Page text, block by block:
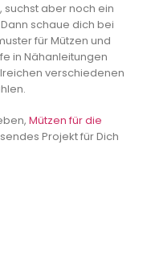
suchst aber noch ein
schaue dich bei
für Mützen und
in Nähanleitungen
verschiedenen
Mützen für die
Projekt für Dich